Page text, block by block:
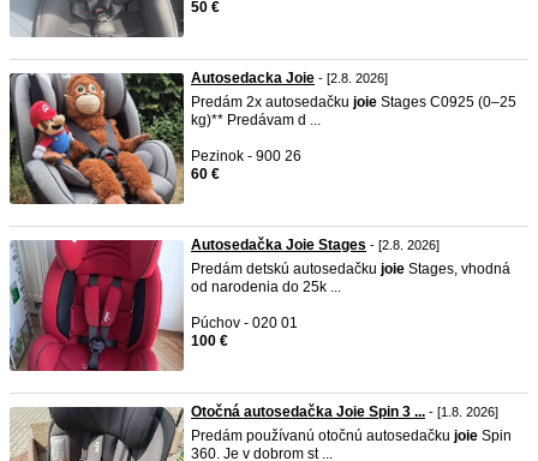
50 €
Autosedacka Joie - [2.8. 2026]
Predám 2x autosedačku joie Stages C0925 (0–25
kg)** Predávam d ...
Pezinok - 900 26
60 €
Autosedačka Joie Stages - [2.8. 2026]
Predám detskú autosedačku joie Stages, vhodná
od narodenia do 25k ...
Púchov - 020 01
100 €
Otočná autosedačka Joie Spin 3 ... - [1.8. 2026]
Predám používanú otočnú autosedačku joie Spin
360. Je v dobrom st ...